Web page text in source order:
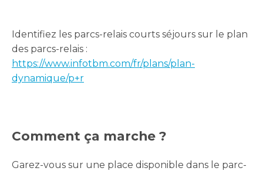
Identifiez les parcs-relais courts séjours sur le plan
des parcs-relais :
https://www.infotbm.com/fr/plans/plan-
dynamique/p+r
Comment ça marche ?
Garez-vous sur une place disponible dans le parc-